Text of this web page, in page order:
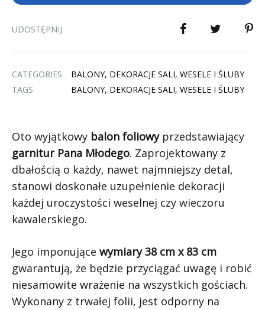
UDOSTĘPNIJ
CATEGORIES BALONY, DEKORACJE SALI, WESELE I ŚLUBY
TAGS
BALONY, DEKORACJE SALI, WESELE I ŚLUBY
Oto wyjątkowy balon foliowyprzedstawiający
garnitur Pana Młodego. Zaprojektowany z
dbałością o każdy, nawet najmniejszy detal,
stanowi doskonałe uzupełnienie dekoracji
każdej uroczystości weselnej czy wieczoru
kawalerskiego.
Jego imponujące wymiary 38 cm x 83 cm
gwarantują, że będzie przyciągać uwagę i robić
niesamowite wrażenie na wszystkich gościach.
Wykonany z trwałej folii, jest odporny na